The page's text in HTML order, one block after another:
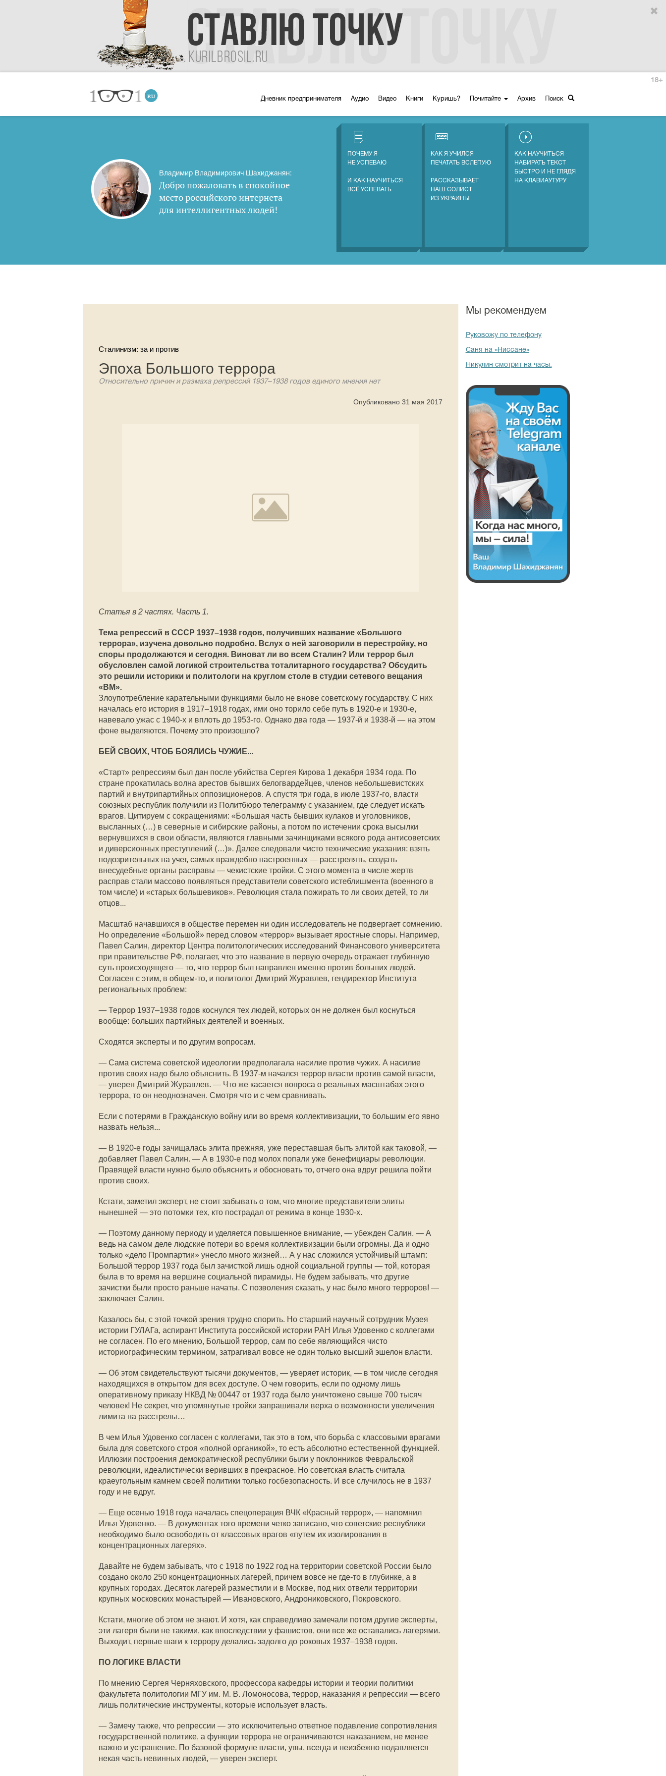
Дневник предпринимателя Аудио Видео Книги Куришь? Почитайте Архив Поиск
18+
Владимир Владимирович Шахиджанян:
Добро пожаловать в спокойное
место российского интернета
для интеллигентных людей!
ПОЧЕМУ Я
НЕ УСПЕВАЮ
И КАК НАУЧИТЬСЯ
ВСЁ УСПЕВАТЬ
КАК Я УЧИЛСЯ
ПЕЧАТАТЬ ВСЛЕПУЮ
РАССКАЗЫВАЕТ
НАШ СОЛИСТ
ИЗ УКРАИНЫ
КАК НАУЧИТЬСЯ
НАБИРАТЬ ТЕКСТ
БЫСТРО И НЕ ГЛЯДЯ
НА КЛАВИАУТУРУ
Сталинизм: за и против
Эпоха Большого террора
Относительно причин и размаха репрессий 1937–1938 годов единого мнения нет
Опубликовано 31 мая 2017
Статья в 2 частях. Часть 1.
Тема репрессий в СССР 1937–1938 годов, получивших название «Большого
террора», изучена довольно подробно. Вслух о ней заговорили в перестройку, но
споры продолжаются и сегодня. Виноват ли во всем Сталин? Или террор был
обусловлен самой логикой строительства тоталитарного государства? Обсудить
это решили историки и политологи на круглом столе в студии сетевого вещания
«ВМ».
Злоупотребление карательными функциями было не внове советскому государству. С них
началась его история в 1917–1918 годах, ими оно торило себе путь в 1920-е и 1930-е,
навевало ужас с 1940-х и вплоть до 1953-го. Однако два года — 1937-й и 1938-й — на этом
фоне выделяются. Почему это произошло?
БЕЙ СВОИХ, ЧТОБ БОЯЛИСЬ ЧУЖИЕ...
«Старт» репрессиям был дан после убийства Сергея Кирова 1 декабря 1934 года. По
стране прокатилась волна арестов бывших белогвардейцев, членов небольшевистских
партий и внутрипартийных оппозиционеров. А спустя три года, в июле 1937-го, власти
союзных республик получили из Политбюро телеграмму с указанием, где следует искать
врагов. Цитируем с сокращениями: «Большая часть бывших кулаков и уголовников,
высланных (…) в северные и сибирские районы, а потом по истечении срока высылки
вернувшихся в свои области, являются главными зачинщиками всякого рода антисоветских
и диверсионных преступлений (…)». Далее следовали чисто технические указания: взять
подозрительных на учет, самых враждебно настроенных — расстрелять, создать
внесудебные органы расправы — чекистские тройки. С этого момента в числе жертв
расправ стали массово появляться представители советского истеблишмента (военного в
том числе) и «старых большевиков». Революция стала пожирать то ли своих детей, то ли
отцов...
Масштаб начавшихся в обществе перемен ни один исследователь не подвергает сомнению.
Но определение «Большой» перед словом «террор» вызывает яростные споры. Например,
Павел Салин, директор Центра политологических исследований Финансового университета
при правительстве РФ, полагает, что это название в первую очередь отражает глубинную
суть происходящего — то, что террор был направлен именно против больших людей.
Согласен с этим, в общем-то, и политолог Дмитрий Журавлев, гендиректор Института
региональных проблем:
— Террор 1937–1938 годов коснулся тех людей, которых он не должен был коснуться
вообще: больших партийных деятелей и военных.
Сходятся эксперты и по другим вопросам.
— Сама система советской идеологии предполагала насилие против чужих. А насилие
против своих надо было объяснить. В 1937-м начался террор власти против самой власти,
— уверен Дмитрий Журавлев. — Что же касается вопроса о реальных масштабах этого
террора, то он неоднозначен. Смотря что и с чем сравнивать.
Если с потерями в Гражданскую войну или во время коллективизации, то большим его явно
назвать нельзя...
— В 1920-е годы зачищалась элита прежняя, уже переставшая быть элитой как таковой, —
добавляет Павел Салин. — А в 1930-е под молох попали уже бенефициары революции.
Правящей власти нужно было объяснить и обосновать то, отчего она вдруг решила пойти
против своих.
Кстати, заметил эксперт, не стоит забывать о том, что многие представители элиты
нынешней — это потомки тех, кто пострадал от режима в конце 1930-х.
— Поэтому данному периоду и уделяется повышенное внимание, — убежден Салин. — А
ведь на самом деле людские потери во время коллективизации были огромны. Да и одно
только «дело Промпартии» унесло много жизней… А у нас сложился устойчивый штамп:
Большой террор 1937 года был зачисткой лишь одной социальной группы — той, которая
была в то время на вершине социальной пирамиды. Не будем забывать, что другие
зачистки были просто раньше начаты. С позволения сказать, у нас было много терроров! —
заключает Салин.
Казалось бы, с этой точкой зрения трудно спорить. Но старший научный сотрудник Музея
истории ГУЛАГа, аспирант Института российской истории РАН Илья Удовенко с коллегами
не согласен. По его мнению, Большой террор, сам по себе являющийся чисто
историографическим термином, затрагивал вовсе не один только высший эшелон власти.
— Об этом свидетельствуют тысячи документов, — уверяет историк, — в том числе сегодня
находящихся в открытом для всех доступе. О чем говорить, если по одному лишь
оперативному приказу НКВД № 00447 от 1937 года было уничтожено свыше 700 тысяч
человек! Не секрет, что упомянутые тройки запрашивали верха о возможности увеличения
лимита на расстрелы…
В чем Илья Удовенко согласен с коллегами, так это в том, что борьба с классовыми врагами
была для советского строя «полной органикой», то есть абсолютно естественной функцией.
Иллюзии построения демократической республики были у поклонников Февральской
революции, идеалистически веривших в прекрасное. Но советская власть считала
краеугольным камнем своей политики только госбезопасность. И все случилось не в 1937
году и не вдруг.
— Еще осенью 1918 года началась спецоперация ВЧК «Красный террор», — напомнил
Илья Удовенко. — В документах того времени четко записано, что советские республики
необходимо было освободить от классовых врагов «путем их изолирования в
концентрационных лагерях».
Давайте не будем забывать, что с 1918 по 1922 год на территории советской России было
создано около 250 концентрационных лагерей, причем вовсе не где-то в глубинке, а в
крупных городах. Десяток лагерей разместили и в Москве, под них отвели территории
крупных московских монастырей — Ивановского, Андрониковского, Покровского.
Кстати, многие об этом не знают. И хотя, как справедливо замечали потом другие эксперты,
эти лагеря были не такими, как впоследствии у фашистов, они все же оставались лагерями.
Выходит, первые шаги к террору делались задолго до роковых 1937–1938 годов.
ПО ЛОГИКЕ ВЛАСТИ
По мнению Сергея Черняховского, профессора кафедры истории и теории политики
факультета политологии МГУ им. М. В. Ломоносова, террор, наказания и репрессии — всего
лишь политические инструменты, которые использует власть.
— Замечу также, что репрессии — это исключительно ответное подавление сопротивления
государственной политике, а функции террора не ограничиваются наказанием, не менее
важно и устрашение. По базовой формуле власти, увы, всегда и неизбежно подавляется
некая часть невинных людей, — уверен эксперт.
Мы рекомендуем
Руковожу по телефону
Саня на «Ниссане»
Никулин смотрит на часы.